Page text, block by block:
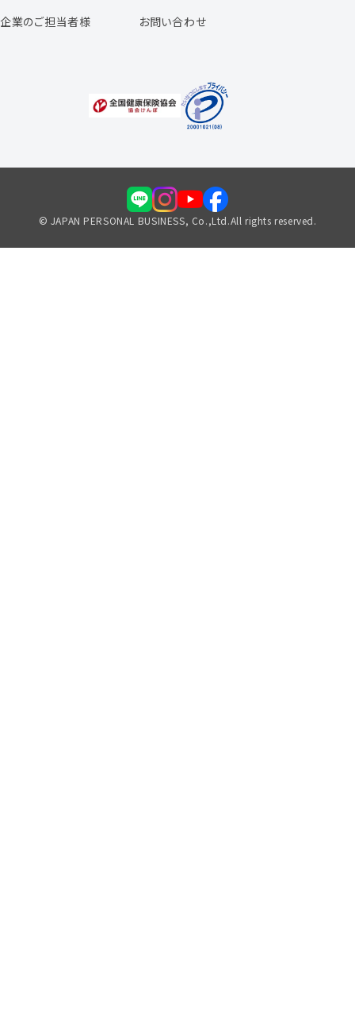
福利厚生のご案内
企業のご担当者様 お問い合わせ
© JAPAN PERSONAL BUSINESS, Co.,Ltd.All rights reserved.